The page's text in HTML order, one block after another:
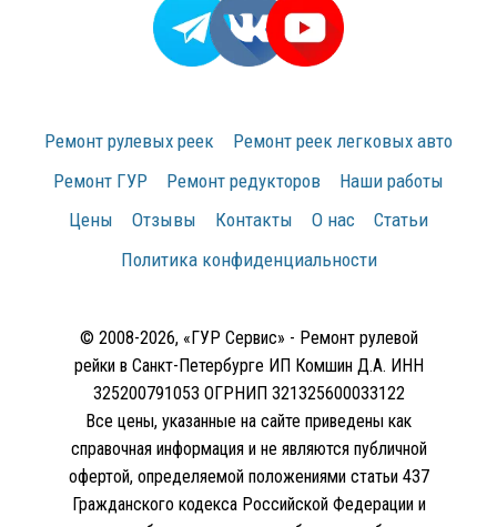
Ремонт рулевых реек
Ремонт реек легковых авто
Ремонт ГУР
Ремонт редукторов
Наши работы
Цены
Отзывы Контакты О нас
Статьи
Политика конфиденциальности
© 2008-2026, «ГУР Сервис» - Ремонт рулевой
рейки в Санкт-Петербурге ИП Комшин Д.А. ИНН
325200791053 ОГРНИП 321325600033122
Все цены, указанные на сайте приведены как
справочная информация и не являются публичной
офертой, определяемой положениями статьи 437
Гражданского кодекса Российской Федерации и